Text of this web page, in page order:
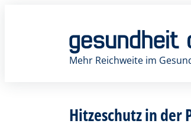
Mehr Reichweite im
Hitzeschutz in